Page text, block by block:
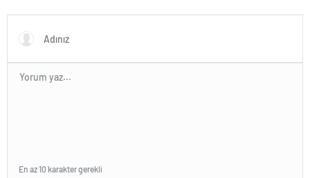
En az 10 karakter gerekli